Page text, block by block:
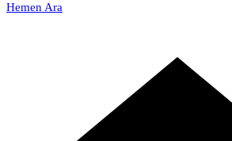
Hemen Ara